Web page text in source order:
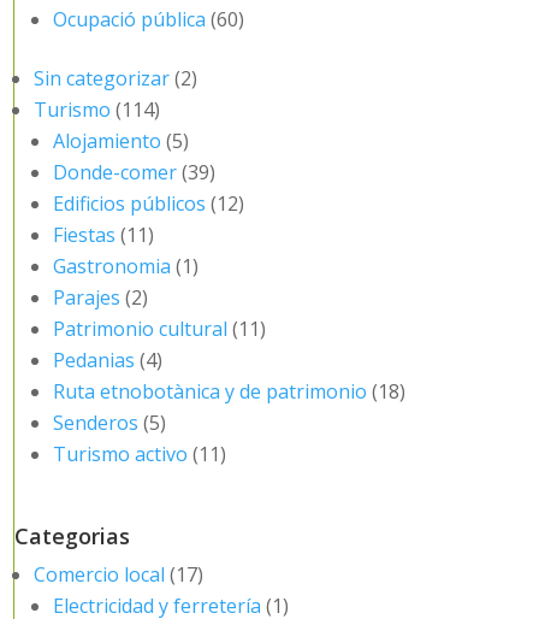
Ocupació pública (60)
Sin categorizar(2)
Turismo (114)
Alojamiento (5)
Donde-comer(39)
Edificios públicos (12)
Fiestas (11)
Gastronomia (1)
Parajes (2)
Patrimonio cultural (11)
Pedanias (4)
Ruta etnobotànica y de patrimonio (18)
Senderos (5)
Turismo activo (11)
Categorias
Comercio local (17)
Electricidad y ferretería (1)